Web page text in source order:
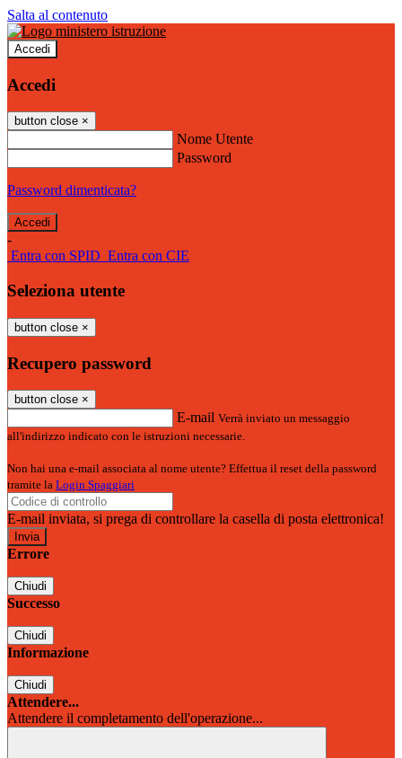
Salta al contenuto
Accedi
Accedi
button close ×
Nome Utente
Password
Password dimenticata?
-
Entra con SPID Entra con CIE
Seleziona utente
button close ×
Recupero password
button close ×
E-mail Verrà inviato un messaggio
all'indirizzo indicato con le istruzioni necessarie.
Non hai una e-mail associata al nome utente? Effettua il reset della password
tramite la Login Spaggiari
E-mail inviata, si prega di controllare la casella di posta elettronica!
Errore
Chiudi
Successo
Chiudi
Informazione
Chiudi
Attendere...
Attendere il completamento dell'operazione...